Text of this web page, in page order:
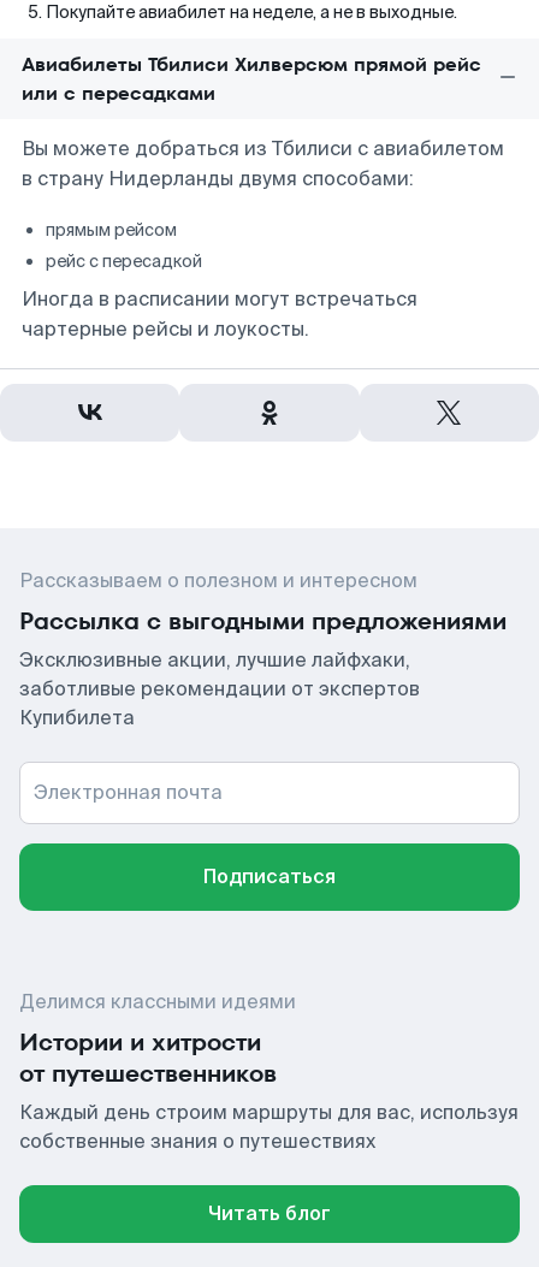
Покупайте авиабилет на неделе, а не в выходные.
Авиабилеты Тбилиси Хилверсюм прямой рейс
или с пересадками
Вы можете добраться из Тбилиси с авиабилетом
в страну Нидерланды двумя способами:
прямым рейсом
рейс с пересадкой
Иногда в расписании могут встречаться
чартерные рейсы и лоукосты.
Рассказываем о полезном и интересном
Рассылка с выгодными предложениями
Эксклюзивные акции, лучшие лайфхаки,
заботливые рекомендации от экспертов
Купибилета
Электронная почта
Подписаться
Делимся классными идеями
Истории и хитрости
от путешественников
Каждый день строим маршруты для вас, используя
собственные знания о путешествиях
Читать блог